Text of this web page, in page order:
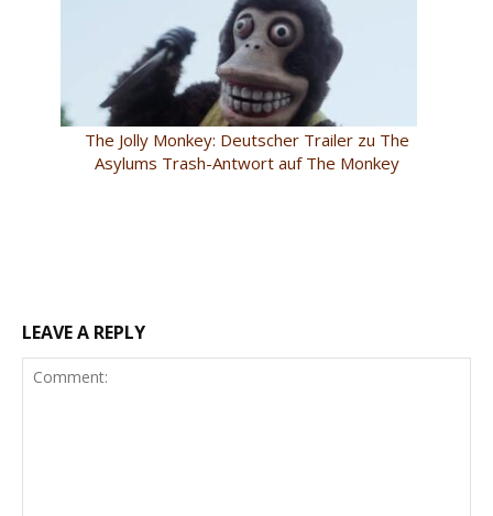
The Jolly Monkey: Deutscher Trailer zu The
Asylums Trash-Antwort auf The Monkey
LEAVE A REPLY